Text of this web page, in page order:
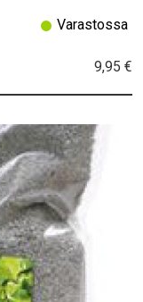
9,95 €
Varastossa